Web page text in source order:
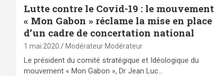
Lutte contre le Covid-19 : le mouvement
« Mon Gabon » réclame la mise en place
d’un cadre de concertation national
1 mai 2020 Modérateur Modérateur
Le président du comité stratégique et Idéologique du
mouvement « Mon Gabon », Dr Jean Luc…